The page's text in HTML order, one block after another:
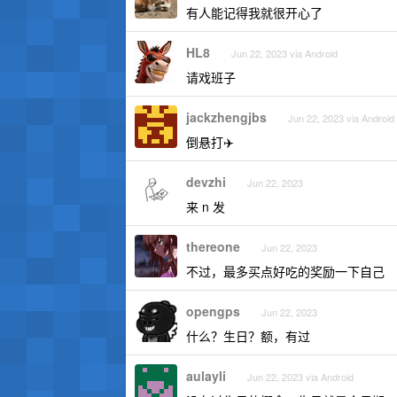
有人能记得我就很开心了
HL8 Jun 22, 2023 via Android
请戏班子
jackzhengjbs Jun 22, 2023 via Android
倒悬打✈️
devzhi Jun 22, 2023
来 n 发
thereone Jun 22, 2023
不过，最多买点好吃的奖励一下自己
opengps Jun 22, 2023
什么？生日？额，有过
aulayli Jun 22, 2023 via Android